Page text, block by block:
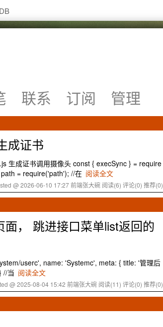
联系 订阅 管理
成证书
生成证书调用摄像头 const { execSync } = require
= require('path'); //在 阅读全文
@ 2026-06-10 17:27 前端张大碗 阅读(6) 评论(0) 推荐(0)
， 跳进接口菜单list返回的
userc', name: 'Systemc', meta: { title: '管理后
//当 阅读全文
@ 2025-08-04 15:42 前端张大碗 阅读(11) 评论(0) 推荐(0)